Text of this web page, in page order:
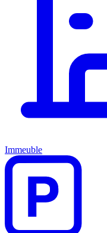
Immeuble